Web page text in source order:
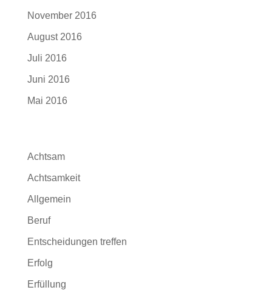
November 2016
August 2016
Juli 2016
Juni 2016
Mai 2016
Achtsam
Achtsamkeit
Allgemein
Beruf
Entscheidungen treffen
Erfolg
Erfüllung